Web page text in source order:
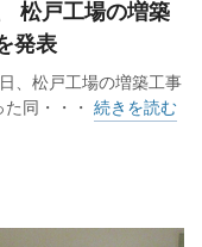
松戸工場の増築
発表
、松戸工場の増築工事
同・・・ 続きを読む